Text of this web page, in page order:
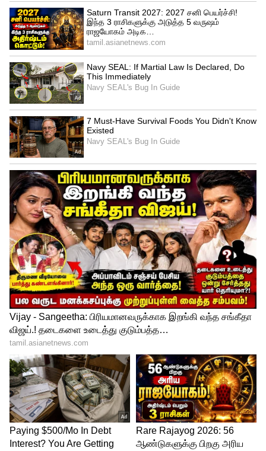
சமீபத்தில் 'விக்ரம்' படத்தின் வசூல்
நிலவரம் குறித்து வெளியான தகவலில்,
தமிழகத்தில் ரூ.172 கோடிக்கும் மேல்
வசூலித்ததாக கூறப்பட்ட நிலையில்,
தற்போது சென்னையில் மட்டும் 'விக்ரம்'
திரைப்படம் 17 கோடி வசூலித்துள்ளதாக
தகவல்கள் வெளியாகியுள்ளது. ஆனால்
இதுகுறித்து எவ்வித அதிகார பூர்வ
அறிவிப்பும் தயாரிப்பாளர் தரப்பில் இருந்து
வெளியாகவில்லை. மேலும் தற்போது வரை